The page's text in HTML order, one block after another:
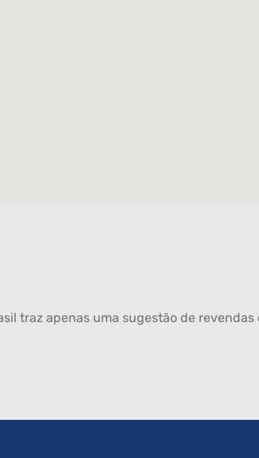
traz apenas uma sugestão de